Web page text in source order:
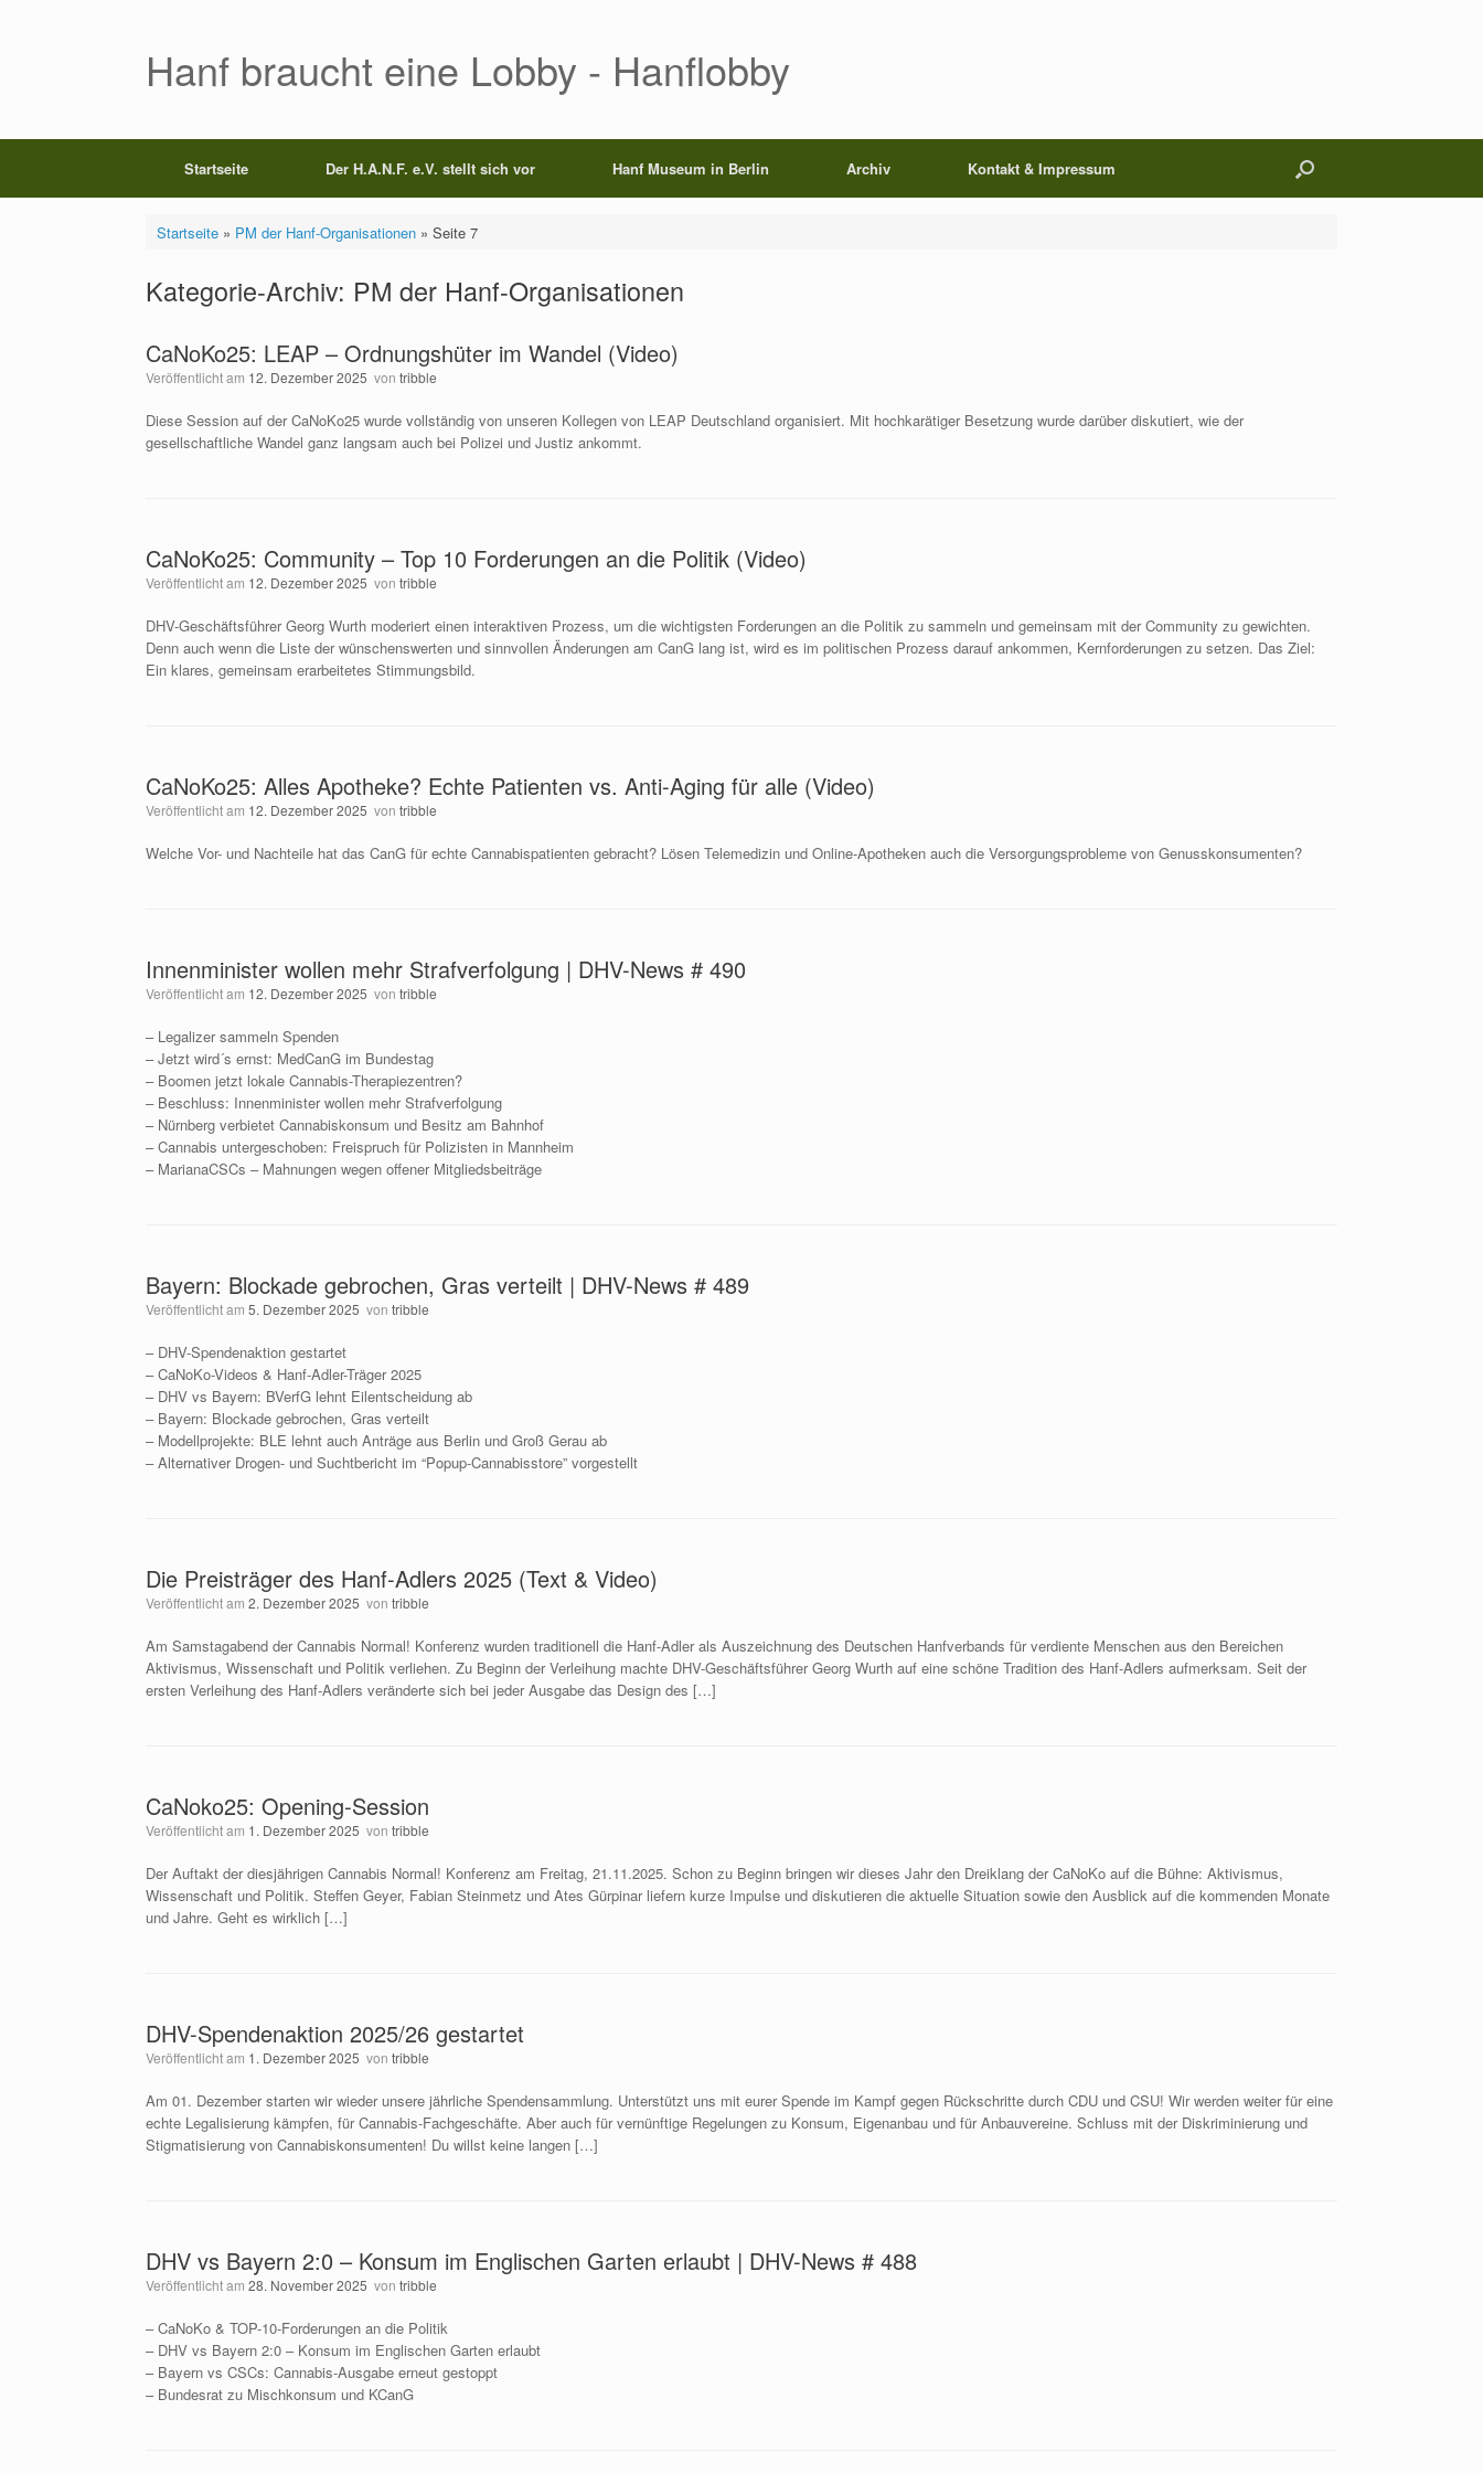
Hanf braucht eine Lobby - Hanflobby
Startseite Der H.A.N.F. e.V. stellt sich vor Hanf Museum in Berlin Archiv Kontakt & Impressum
Startseite» PM der Hanf-Organisationen» Seite 7
Kategorie-Archiv: PM der Hanf-Organisationen
CaNoKo25: LEAP – Ordnungshüter im Wandel (Video)
Veröffentlicht am 12. Dezember 2025 von tribble
Diese Session auf der CaNoKo25 wurde vollständig von unseren Kollegen von LEAP Deutschland organisiert. Mit hochkarätiger Besetzung wurde darüber diskutiert, wie der
gesellschaftliche Wandel ganz langsam auch bei Polizei und Justiz ankommt.
CaNoKo25: Community – Top 10 Forderungen an die Politik (Video)
Veröffentlicht am 12. Dezember 2025 von tribble
DHV-Geschäftsführer Georg Wurth moderiert einen interaktiven Prozess, um die wichtigsten Forderungen an die Politik zu sammeln und gemeinsam mit der Community zu gewichten.
Denn auch wenn die Liste der wünschenswerten und sinnvollen Änderungen am CanG lang ist, wird es im politischen Prozess darauf ankommen, Kernforderungen zu setzen. Das Ziel:
Ein klares, gemeinsam erarbeitetes Stimmungsbild.
CaNoKo25: Alles Apotheke? Echte Patienten vs. Anti-Aging für alle (Video)
Veröffentlicht am 12. Dezember 2025 von tribble
Welche Vor- und Nachteile hat das CanG für echte Cannabispatienten gebracht? Lösen Telemedizin und Online-Apotheken auch die Versorgungsprobleme von Genusskonsumenten?
Innenminister wollen mehr Strafverfolgung | DHV-News # 490
Veröffentlicht am 12. Dezember 2025 von tribble
– Legalizer sammeln Spenden
– Jetzt wird´s ernst: MedCanG im Bundestag
– Boomen jetzt lokale Cannabis-Therapiezentren?
– Beschluss: Innenminister wollen mehr Strafverfolgung
– Nürnberg verbietet Cannabiskonsum und Besitz am Bahnhof
– Cannabis untergeschoben: Freispruch für Polizisten in Mannheim
– MarianaCSCs – Mahnungen wegen offener Mitgliedsbeiträge
Bayern: Blockade gebrochen, Gras verteilt | DHV-News # 489
Veröffentlicht am 5. Dezember 2025 von tribble
– DHV-Spendenaktion gestartet
– CaNoKo-Videos & Hanf-Adler-Träger 2025
– DHV vs Bayern: BVerfG lehnt Eilentscheidung ab
– Bayern: Blockade gebrochen, Gras verteilt
– Modellprojekte: BLE lehnt auch Anträge aus Berlin und Groß Gerau ab
– Alternativer Drogen- und Suchtbericht im “Popup-Cannabisstore” vorgestellt
Die Preisträger des Hanf-Adlers 2025 (Text & Video)
Veröffentlicht am 2. Dezember 2025 von tribble
Am Samstagabend der Cannabis Normal! Konferenz wurden traditionell die Hanf-Adler als Auszeichnung des Deutschen Hanfverbands für verdiente Menschen aus den Bereichen
Aktivismus, Wissenschaft und Politik verliehen. Zu Beginn der Verleihung machte DHV-Geschäftsführer Georg Wurth auf eine schöne Tradition des Hanf-Adlers aufmerksam. Seit der
ersten Verleihung des Hanf-Adlers veränderte sich bei jeder Ausgabe das Design des […]
CaNoko25: Opening-Session
Veröffentlicht am 1. Dezember 2025 von tribble
Der Auftakt der diesjährigen Cannabis Normal! Konferenz am Freitag, 21.11.2025. Schon zu Beginn bringen wir dieses Jahr den Dreiklang der CaNoKo auf die Bühne: Aktivismus,
Wissenschaft und Politik. Steffen Geyer, Fabian Steinmetz und Ates Gürpinar liefern kurze Impulse und diskutieren die aktuelle Situation sowie den Ausblick auf die kommenden Monate
und Jahre. Geht es wirklich […]
DHV-Spendenaktion 2025/26 gestartet
Veröffentlicht am 1. Dezember 2025 von tribble
Am 01. Dezember starten wir wieder unsere jährliche Spendensammlung. Unterstützt uns mit eurer Spende im Kampf gegen Rückschritte durch CDU und CSU! Wir werden weiter für eine
echte Legalisierung kämpfen, für Cannabis-Fachgeschäfte. Aber auch für vernünftige Regelungen zu Konsum, Eigenanbau und für Anbauvereine. Schluss mit der Diskriminierung und
Stigmatisierung von Cannabiskonsumenten! Du willst keine langen […]
DHV vs Bayern 2:0 – Konsum im Englischen Garten erlaubt | DHV-News # 488
Veröffentlicht am 28. November 2025 von tribble
– CaNoKo & TOP-10-Forderungen an die Politik
– DHV vs Bayern 2:0 – Konsum im Englischen Garten erlaubt
– Bayern vs CSCs: Cannabis-Ausgabe erneut gestoppt
– Bundesrat zu Mischkonsum und KCanG